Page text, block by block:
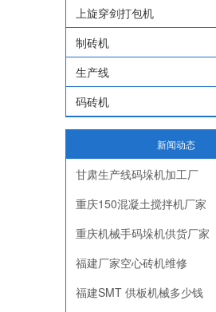
上旋穿剑打包机
制砖机
生产线
码砖机
新闻动态
甘肃生产线码垛机加工厂
重庆150混凝土搅拌机厂家
重庆机械手码垛机供货厂家
福建厂家空心砖机维修
福建SMT 供板机械多少钱